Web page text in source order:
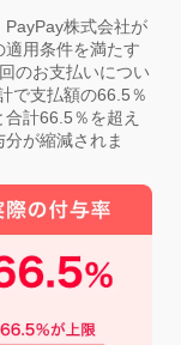
株式会社が
用条件を満たす
のお支払いについ
で支払額の66.5％
計66.5％を超え
が縮減されま